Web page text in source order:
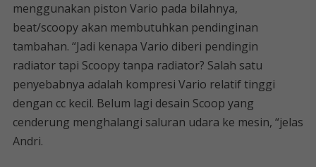
menggunakan piston Vario pada bilahnya,
beat/scoopy akan membutuhkan pendinginan
tambahan. “Jadi kenapa Vario diberi pendingin
radiator tapi Scoopy tanpa radiator? Salah satu
penyebabnya adalah kompresi Vario relatif tinggi
dengan cc kecil. Belum lagi desain Scoop yang
cenderung menghalangi saluran udara ke mesin, “jelas
Andri.